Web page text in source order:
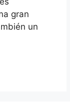
gran
un